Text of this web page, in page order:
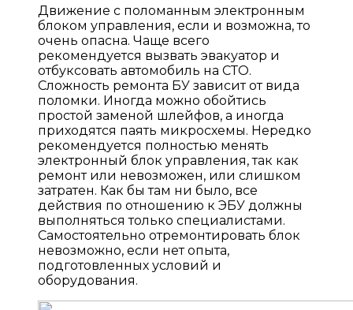
Движение с поломанным электронным
блоком управления, если и возможна, то
очень опасна. Чаще всего
рекомендуется вызвать эвакуатор и
отбуксовать автомобиль на СТО.
Сложность ремонта БУ зависит от вида
поломки. Иногда можно обойтись
простой заменой шлейфов, а иногда
приходятся паять микросхемы. Нередко
рекомендуется полностью менять
электронный блок управления, так как
ремонт или невозможен, или слишком
затратен. Как бы там ни было, все
действия по отношению к ЭБУ должны
выполняться только специалистами.
Самостоятельно отремонтировать блок
невозможно, если нет опыта,
подготовленных условий и
оборудования.